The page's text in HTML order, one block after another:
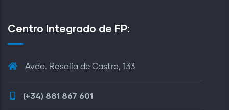
Centro Integrado de FP:
Avda. Rosalía de Castro, 133
(+34) 881 867 601